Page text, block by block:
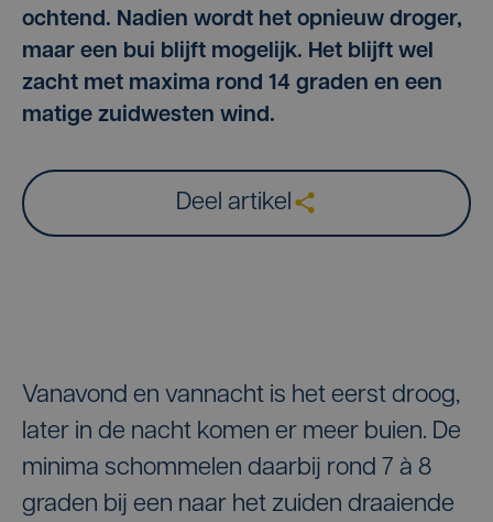
ochtend. Nadien wordt het opnieuw droger,
maar een bui blijft mogelijk. Het blijft wel
zacht met maxima rond 14 graden en een
matige zuidwesten wind.
Deel artikel
Vanavond en vannacht is het eerst droog,
later in de nacht komen er meer buien. De
minima schommelen daarbij rond 7 à 8
graden bij een naar het zuiden draaiende